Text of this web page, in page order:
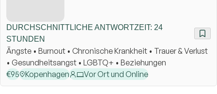
DURCHSCHNITTLICHE ANTWORTZEIT: 24
STUNDEN
Ängste • Burnout • Chronische Krankheit • Trauer & Verlust
• Gesundheitsangst • LGBTQ+ • Beziehungen
€95 Kopenhagen Vor Ort und Online